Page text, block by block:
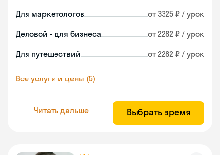
Для маркетологов от 3325 ₽ / урок
Деловой - для бизнеса от 2282 ₽ / урок
Для путешествий от 2282 ₽ / урок
Все услуги и цены (5)
Читать дальше Выбрать время